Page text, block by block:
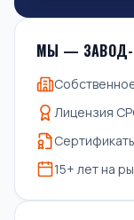
МЫ — ЗАВОД-
Лицензия
15+ лет на